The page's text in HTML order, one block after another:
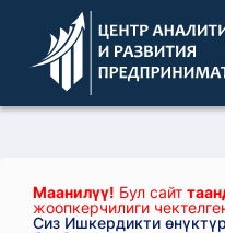
Маанилүү! Бул сайт
жоопкерчилиги
Сиз Ишкердикти